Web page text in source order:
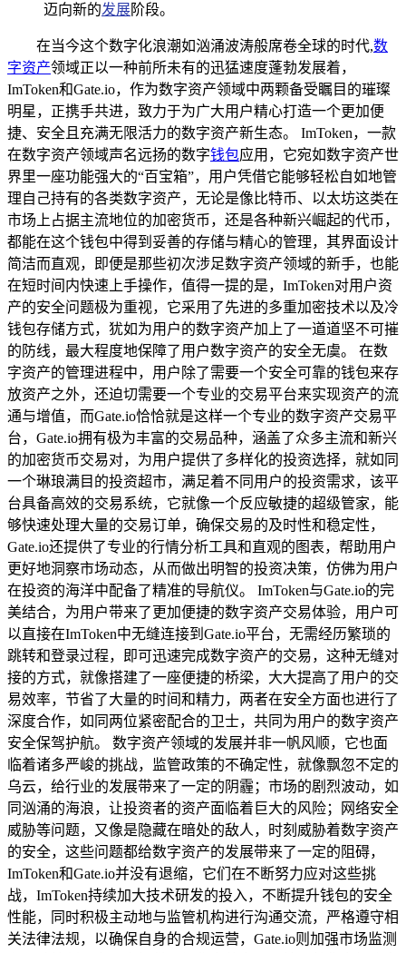
迈向新的发展阶段。
在当今这个数字化浪潮如汹涌波涛般席卷全球的时代,数
字资产领域正以一种前所未有的迅猛速度蓬勃发展着，
ImToken和Gate.io，作为数字资产领域中两颗备受瞩目的璀璨
明星，正携手共进，致力于为广大用户精心打造一个更加便
捷、安全且充满无限活力的数字资产新生态。 ImToken，一款
在数字资产领域声名远扬的数字钱包应用，它宛如数字资产世
界里一座功能强大的“百宝箱”，用户凭借它能够轻松自如地管
理自己持有的各类数字资产，无论是像比特币、以太坊这类在
市场上占据主流地位的加密货币，还是各种新兴崛起的代币，
都能在这个钱包中得到妥善的存储与精心的管理，其界面设计
简洁而直观，即便是那些初次涉足数字资产领域的新手，也能
在短时间内快速上手操作，值得一提的是，ImToken对用户资
产的安全问题极为重视，它采用了先进的多重加密技术以及冷
钱包存储方式，犹如为用户的数字资产加上了一道道坚不可摧
的防线，最大程度地保障了用户数字资产的安全无虞。 在数
字资产的管理进程中，用户除了需要一个安全可靠的钱包来存
放资产之外，还迫切需要一个专业的交易平台来实现资产的流
通与增值，而Gate.io恰恰就是这样一个专业的数字资产交易平
台，Gate.io拥有极为丰富的交易品种，涵盖了众多主流和新兴
的加密货币交易对，为用户提供了多样化的投资选择，就如同
一个琳琅满目的投资超市，满足着不同用户的投资需求，该平
台具备高效的交易系统，它就像一个反应敏捷的超级管家，能
够快速处理大量的交易订单，确保交易的及时性和稳定性，
Gate.io还提供了专业的行情分析工具和直观的图表，帮助用户
更好地洞察市场动态，从而做出明智的投资决策，仿佛为用户
在投资的海洋中配备了精准的导航仪。 ImToken与Gate.io的完
美结合，为用户带来了更加便捷的数字资产交易体验，用户可
以直接在ImToken中无缝连接到Gate.io平台，无需经历繁琐的
跳转和登录过程，即可迅速完成数字资产的交易，这种无缝对
接的方式，就像搭建了一座便捷的桥梁，大大提高了用户的交
易效率，节省了大量的时间和精力，两者在安全方面也进行了
深度合作，如同两位紧密配合的卫士，共同为用户的数字资产
安全保驾护航。 数字资产领域的发展并非一帆风顺，它也面
临着诸多严峻的挑战，监管政策的不确定性，就像飘忽不定的
乌云，给行业的发展带来了一定的阴霾；市场的剧烈波动，如
同汹涌的海浪，让投资者的资产面临着巨大的风险；网络安全
威胁等问题，又像是隐藏在暗处的敌人，时刻威胁着数字资产
的安全，这些问题都给数字资产的发展带来了一定的阻碍，
ImToken和Gate.io并没有退缩，它们在不断努力应对这些挑
战，ImToken持续加大技术研发的投入，不断提升钱包的安全
性能，同时积极主动地与监管机构进行沟通交流，严格遵守相
关法律法规，以确保自身的合规运营，Gate.io则加强市场监测